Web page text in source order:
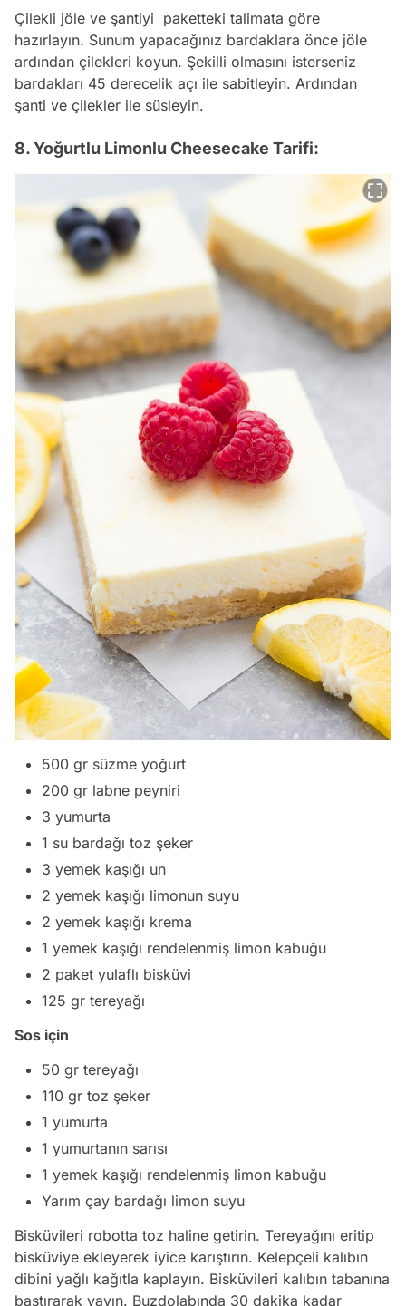
Çilekli jöle ve şantiyi paketteki talimata göre
hazırlayın. Sunum yapacağınız bardaklara önce jöle
ardından çilekleri koyun. Şekilli olmasını isterseniz
bardakları 45 derecelik açı ile sabitleyin. Ardından
şanti ve çilekler ile süsleyin.
8. Yoğurtlu Limonlu Cheesecake Tarifi:
500 gr süzme yoğurt
200 gr labne peyniri
3 yumurta
1 su bardağı toz şeker
3 yemek kaşığı un
2 yemek kaşığı limonun suyu
2 yemek kaşığı krema
1 yemek kaşığı rendelenmiş limon kabuğu
2 paket yulaflı bisküvi
125 gr tereyağı
Sos için
50 gr tereyağı
110 gr toz şeker
1 yumurta
1 yumurtanın sarısı
1 yemek kaşığı rendelenmiş limon kabuğu
Yarım çay bardağı limon suyu
Bisküvileri robotta toz haline getirin. Tereyağını eritip
bisküviye ekleyerek iyice karıştırın. Kelepçeli kalıbın
dibini yağlı kağıtla kaplayın. Bisküvileri kalıbın tabanına
bastırarak yayın. Buzdolabında 30 dakika kadar